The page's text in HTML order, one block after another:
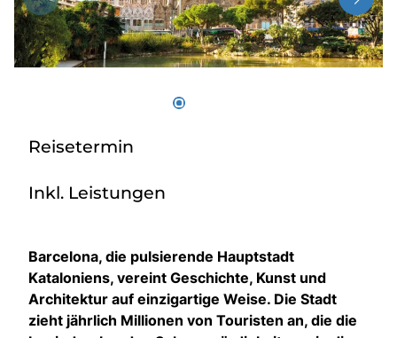
Über bus dich weg!
Radio!
Österreich
Deutschland
Reisetermin
Inkl. Leistungen
Barcelona, die pulsierende Hauptstadt
Kataloniens, vereint Geschichte, Kunst und
Architektur auf einzigartige Weise. Die Stadt
zieht jährlich Millionen von Touristen an, die die